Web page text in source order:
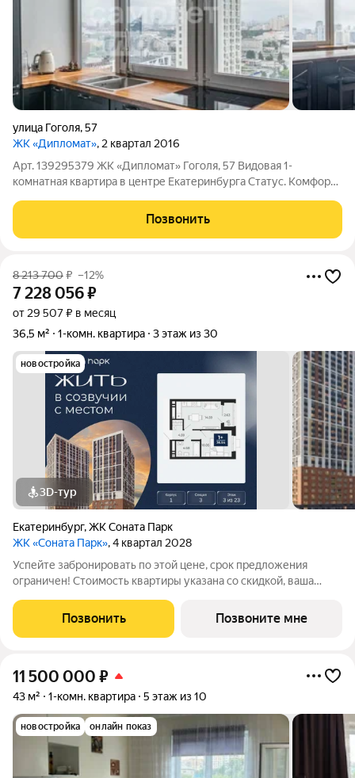
улица Гоголя,57
ЖК «Дипломат», 2 квартал 2016
Арт. 139295379 ЖК «Дипломат» Гоголя, 57 Видовая 1-
комнатная квартира в центре Екатеринбурга Статус. Комфорт.
комнатная квартира в одном из самых престижных жилых
Позвонить
8 213 700₽ –12%
7 228 056₽
от 29 507 ₽ в месяц
36,5 м²
1-комн. квартира 3 этаж из 30
новостройка
3D-тур
Екатеринбург,ЖК Соната Парк
ЖК «Соната Парк», 4 квартал 2028
Успейте забронировать по этой цене, срок предложения
ограничен! Стоимость квартиры указана со скидкой, ваша
наши менеджеры вам все расскажут. 1-комн. квартира с
предчистовой отделкой в ЖК "Соната
Позвонить Позвоните мне
11 500 000 ₽
43 м² 1-комн. квартира 5 этаж из 10
новостройка онлайн показ